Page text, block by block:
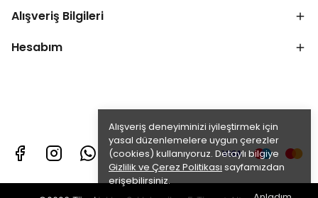
Alışveriş deneyiminizi iyileştirmek için
yasal düzenlemelere uygun çerezler
(cookies) kullanıyoruz. Detaylı bilgiye
Gizlilik ve Çerez Politikası sayfamızdan
erişebilirsiniz.
Alışveriş Bilgileri
Hesabım